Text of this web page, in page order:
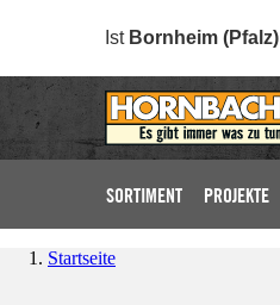
Ist Bornheim (Pfalz)
SORTIMENT PROJEKTE
Startseite